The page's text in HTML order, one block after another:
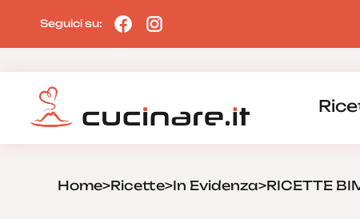
Seguici su:
Home>Ricette>In Evidenza>RICETTE